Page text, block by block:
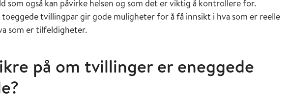
som også kan påvirke helsen og som det er viktig å kontrollere for.
tvillingpar gir gode muligheter for å få innsikt i hva som er reelle
som er tilfeldigheter.
på om tvillinger er eneggede